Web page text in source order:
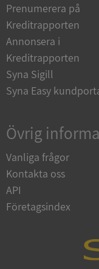
Prenumerera på
Kreditrapporten
Annonsera i
Kreditrapporten
Syna Sigill
Syna Easy
Övrig
Vanliga frågor
Kontakta oss
API
Företagsindex